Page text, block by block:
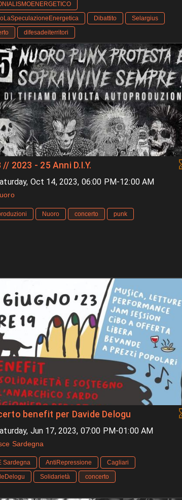
Dibattito
Selargius
difesadeiterritori
// 2023 - 25 Anni D.I.Y.
Oct 14, 2023, 06:00 PM-12:00 AM
Nuoro concerto punk
benefit per Davide Delogu
Jun 17, 2023, 07:00 PM-01:00 AM
Sardegna
Sardegna AntiRepressione
Cagliari
Solidarietà concerto